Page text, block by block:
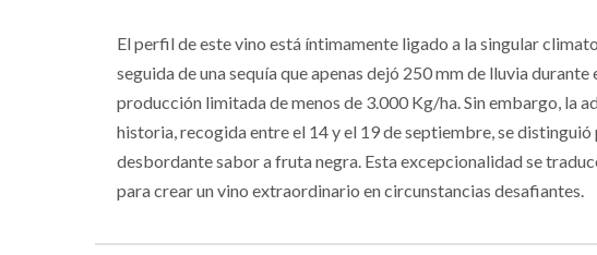
El perfil de este vino está íntimamente ligado a la singular
seguida de una sequía que apenas dejó 250 mm de lluvia
producción limitada de menos de 3.000 Kg/ha. Sin embargo, la
historia, recogida entre el 14 y el 19 de septiembre, se
desbordante sabor a fruta negra. Esta excepcionalidad se
para crear un vino extraordinario en circunstancias desafiantes.